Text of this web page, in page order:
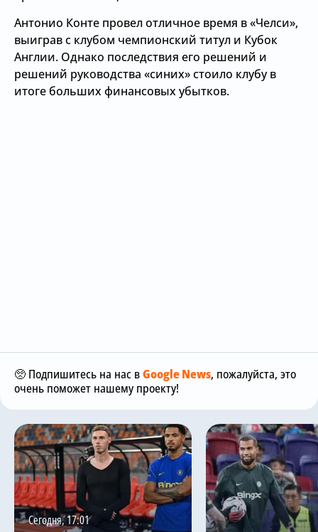
Антонио Конте провел отличное время в «Челси»,
выиграв с клубом чемпионский титул и Кубок
Англии. Однако последствия его решений и
решений руководства «синих» стоило клубу в
итоге больших финансовых убытков.
🥺 Подпишитесь на нас вGoogle News, пожалуйста, это
очень поможет нашему проекту!
Сегодня, 17:01